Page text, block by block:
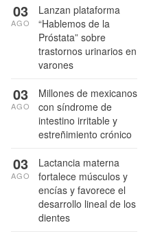
Lanzan plataforma
“Hablemos de la
Próstata” sobre
trastornos urinarios en
varones
03
AGO
Millones de mexicanos
con síndrome de
intestino irritable y
estreñimiento crónico
03
AGO
Lactancia materna
fortalece músculos y
encías y favorece el
desarrollo lineal de los
dientes
03
AGO